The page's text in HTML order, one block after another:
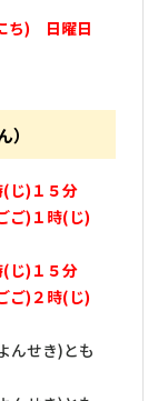
ち) 日曜日
じ)１５分
ご)１時(じ)
じ)１５分
ご)２時(じ)
んせき)とも